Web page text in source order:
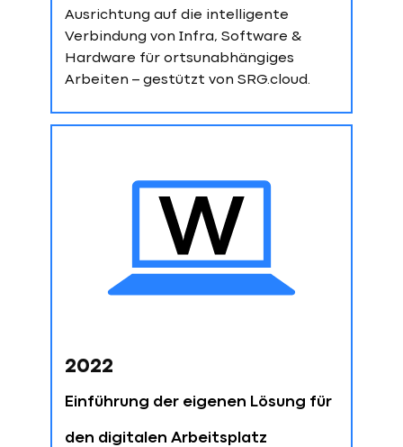
Ausrichtung auf die intelligente
Verbindung von Infra, Software &
Hardware für ortsunabhängiges
Arbeiten – gestützt von SRG.cloud.
2022
Einführung der eigenen Lösung für
den digitalen Arbeitsplatz